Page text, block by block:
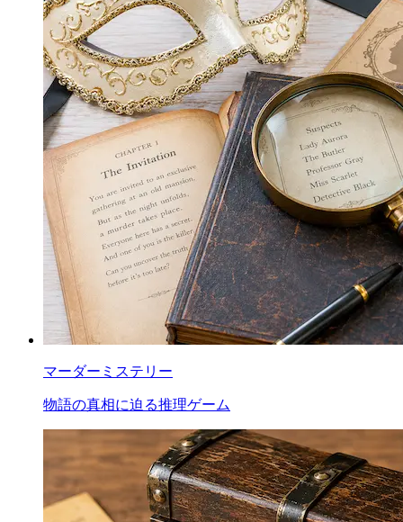
マーダーミステリー
物語の真相に迫る推理ゲーム